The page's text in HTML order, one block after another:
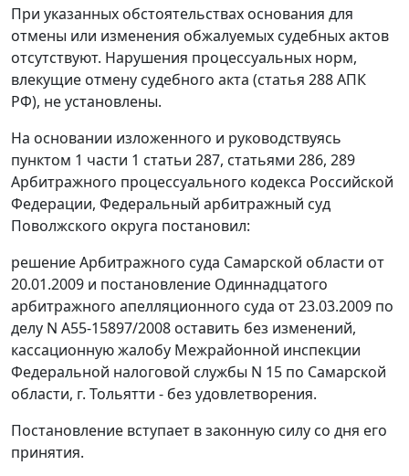
При указанных обстоятельствах основания для
отмены или изменения обжалуемых судебных актов
отсутствуют. Нарушения процессуальных норм,
влекущие отмену судебного акта (статья 288АПК
РФ), не установлены.
На основании изложенного и руководствуясь
пунктом 1 части 1 статьи 287, статьями 286, 289
Арбитражного процессуального кодекса Российской
Федерации, Федеральный арбитражный суд
Поволжского округа постановил:
решение Арбитражного суда Самарской области от
20.01.2009 и постановление Одиннадцатого
арбитражного апелляционного суда от 23.03.2009 по
делу N А55-15897/2008 оставить без изменений,
кассационную жалобу Межрайонной инспекции
Федеральной налоговой службы N 15 по Самарской
области, г. Тольятти - без удовлетворения.
Постановление вступает в законную силу со дня его
принятия.